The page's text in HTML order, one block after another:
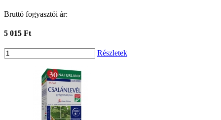
Bruttó fogyasztói ár:
5 015 Ft
Részletek